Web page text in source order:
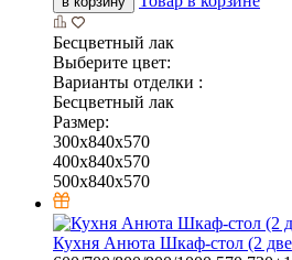
Бесцветный лак
Выберите цвет:
Варианты отделки :
Бесцветный лак
Размер:
300x840x570
400x840x570
500x840x570
Кухня Анюта Шкаф-стол (2